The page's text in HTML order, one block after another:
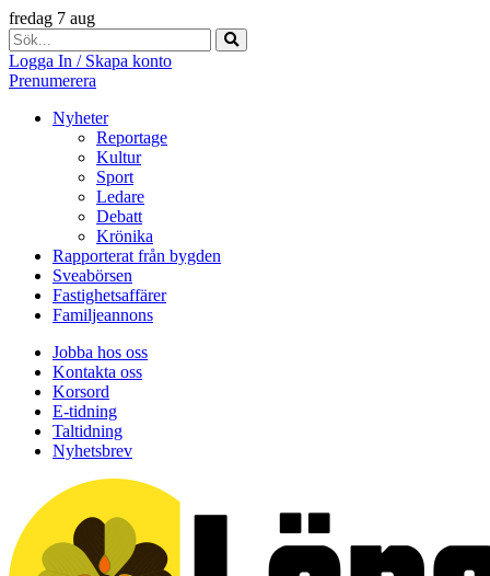
fredag 7 aug
Logga In / Skapa konto
Prenumerera
Nyheter
Reportage
Kultur
Sport
Ledare
Debatt
Krönika
Rapporterat från bygden
Sveabörsen
Fastighetsaffärer
Familjeannons
Jobba hos oss
Kontakta oss
Korsord
E-tidning
Taltidning
Nyhetsbrev